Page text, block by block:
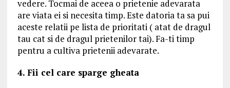
vedere. Tocmai de aceea o prietenie adevarata
are viata ei si necesita timp. Este datoria ta sa pui
aceste relatii pe lista de prioritati ( atat de dragul
tau cat si de dragul prietenilor tai). Fa-ti timp
pentru a cultiva prietenii adevarate.
4. Fii cel care sparge gheata